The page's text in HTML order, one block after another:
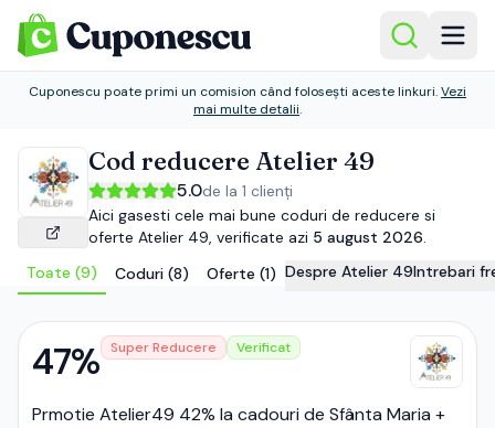
Cuponescu poate primi un comision când folosești aceste linkuri.Vezi
mai multe detalii.
Cod reducere Atelier 49
5.0de la 1 clienți
Aici gasesti cele mai bune coduri de reducere si
oferte Atelier 49, verificate azi 5 august 2026.
Toate (9) Coduri (8) Oferte (1) Despre Atelier 49Intrebari
47% Super Reducere Verificat
Prmotie Atelier49 42% la cadouri de Sfânta Maria +